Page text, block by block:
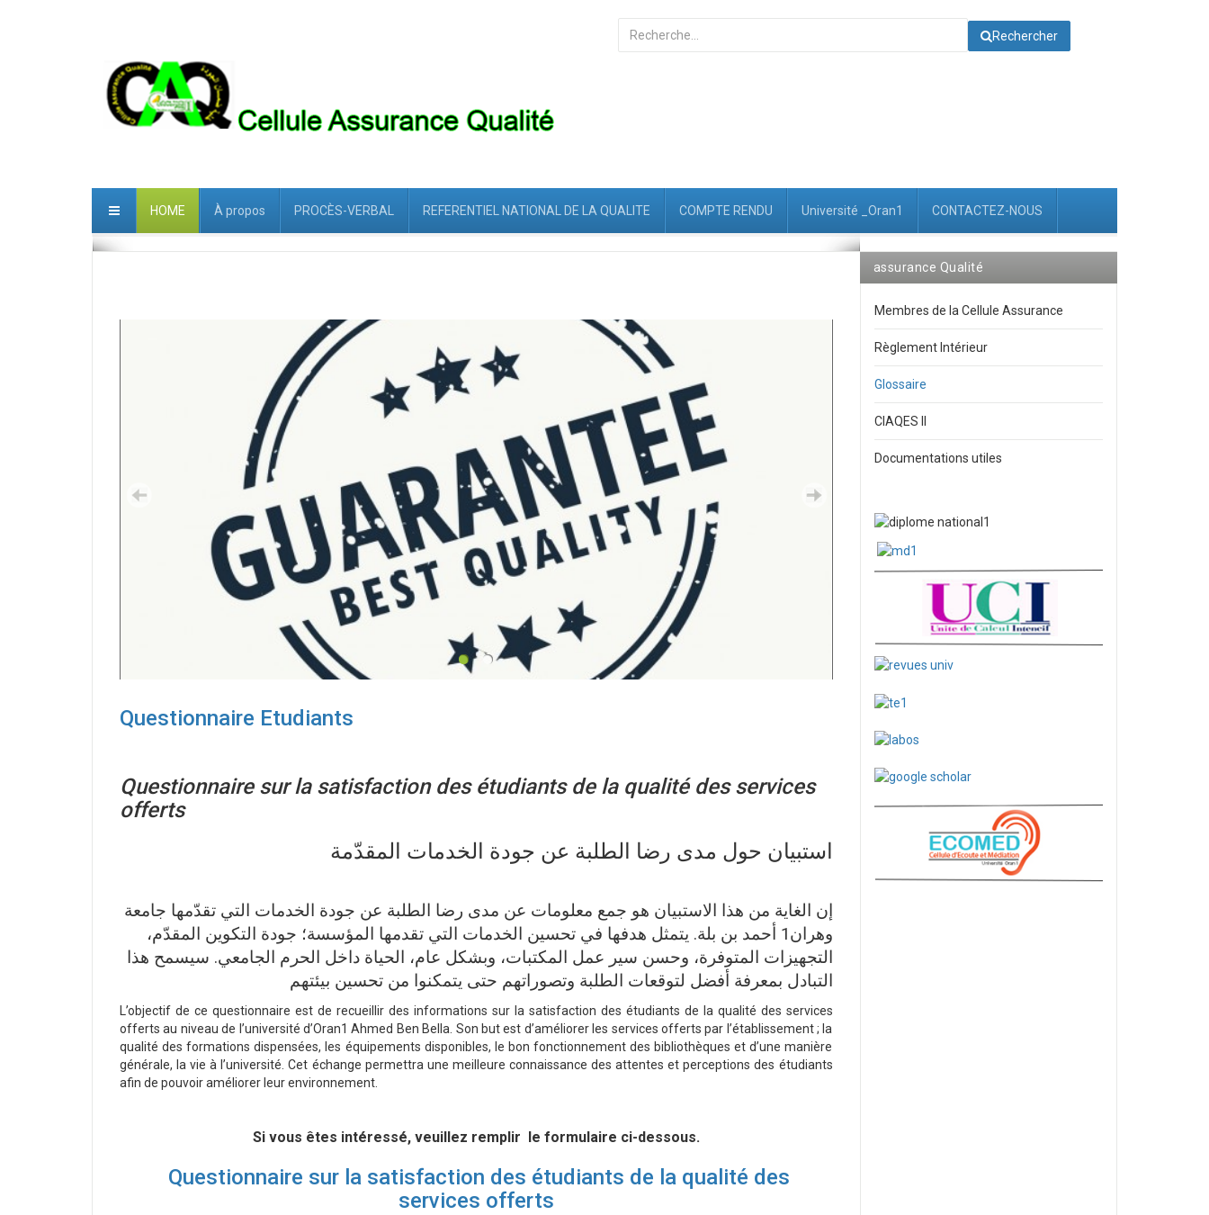
Rechercher
Rechercher
HOME À propos PROCÈS-VERBAL REFERENTIEL NATIONAL DE LA QUALITE COMPTE RENDU Université _Oran1 CONTACTEZ-NOUS
Questionnaire Etudiants
Questionnaire sur la satisfaction des étudiants de la qualité des services
offerts
استبيان حول مدى رضا الطلبة عن جودة الخدمات المقدّمة
إن الغاية من هذا الاستبيان هو جمع معلومات عن مدى رضا الطلبة عن جودة الخدمات التي تقدّمها جامعة
وهران1 أحمد بن بلة. يتمثل هدفها في تحسين الخدمات التي تقدمها المؤسسة؛ جودة التكوين المقدّم،
التجهيزات المتوفرة، وحسن سير عمل المكتبات، وبشكل عام، الحياة داخل الحرم الجامعي. سيسمح هذا
التبادل بمعرفة أفضل لتوقعات الطلبة وتصوراتهم حتى يتمكنوا من تحسين بيئتهم
L’objectif de ce questionnaire est de recueillir des informations sur la satisfaction des étudiants de la qualité des services
offerts au niveau de l’université d’Oran1 Ahmed Ben Bella. Son but est d’améliorer les services offerts par l’établissement ; la
qualité des formations dispensées, les équipements disponibles, le bon fonctionnement des bibliothèques et d’une manière
générale, la vie à l’université. Cet échange permettra une meilleure connaissance des attentes et perceptions des étudiants
afin de pouvoir améliorer leur environnement.
Si vous êtes intéressé, veuillez remplir le formulaire ci-dessous.
Questionnaire sur la satisfaction des étudiants de la qualité des
services offerts
assurance Qualité
Membres de la Cellule Assurance
Règlement Intérieur
Glossaire
CIAQES II
Documentations utiles